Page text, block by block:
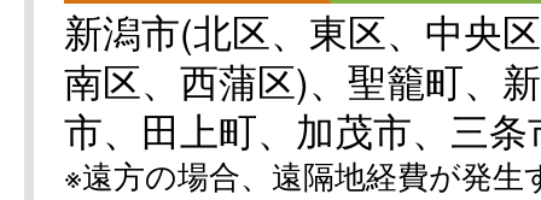
新潟市(北区、東区、中央
南区、西蒲区)、聖籠町、
市、田上町、加茂市、三
※遠方の場合、遠隔地経費が発